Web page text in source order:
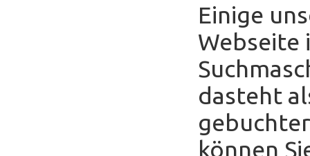
Einige
Webseite
dasteht
können